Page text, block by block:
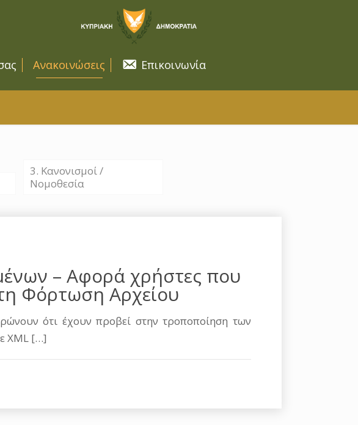
Ανακοινώσεις Επικοινωνία
3. Κανονισμοί /
Νομοθεσία
– Αφορά χρήστες που
Φόρτωση Αρχείου
ότι έχουν προβεί στην τροποποίηση των
XML […]